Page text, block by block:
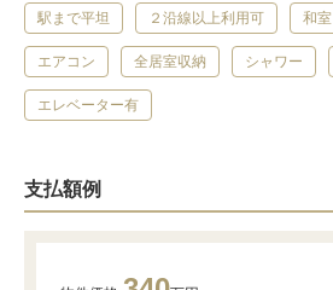
駅まで平坦 ２沿線以上利用可 和室
エアコン 全居室収納 シャワー
エレベーター有
支払額例